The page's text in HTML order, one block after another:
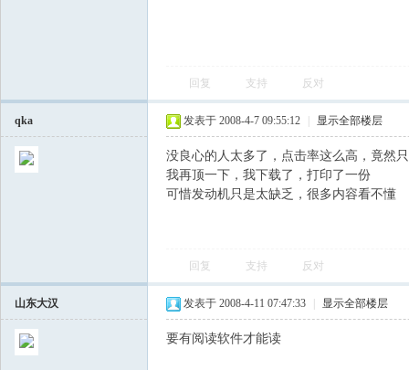
回复 支持 反对
qka 发表于 2008-4-7 09:55:12 显示全部楼层
没良心的人太多了，点击率这么高，竟然
我再顶一下，我下载了，打印了一份
可惜发动机只是太缺乏，很多内容看不懂
回复 支持 反对
山东大汉 发表于 2008-4-11 07:47:33 显示全部楼层
要有阅读软件才能读